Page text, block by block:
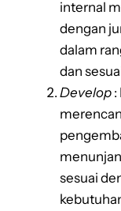
internal
dengan
dalam
dan
Develop :
sesuai